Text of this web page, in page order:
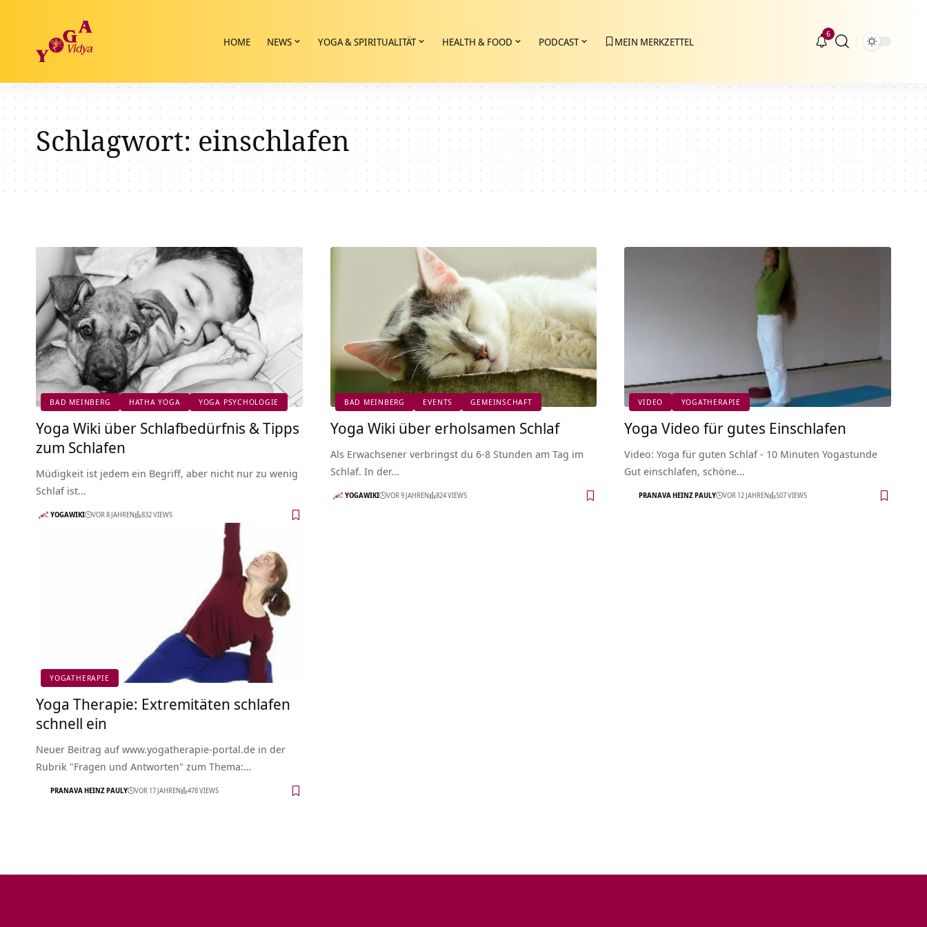
HOME NEWS YOGA & SPIRITUALITÄT HEALTH & FOOD PODCAST MEIN MERKZETTEL
6
Schlagwort: einschlafen
BAD MEINBERG HATHA YOGA YOGA PSYCHOLOGIE
Yoga Wiki über Schlafbedürfnis & Tipps
zum Schlafen
Müdigkeit ist jedem ein Begriff, aber nicht nur zu wenig
Schlaf ist…
YOGAWIKI VOR 8 JAHREN 832 VIEWS
BAD MEINBERG EVENTS GEMEINSCHAFT
Yoga Wiki über erholsamen Schlaf
Als Erwachsener verbringst du 6-8 Stunden am Tag im
Schlaf. In der…
YOGAWIKI VOR 9 JAHREN 824 VIEWS
VIDEO YOGATHERAPIE
Yoga Video für gutes Einschlafen
Video: Yoga für guten Schlaf - 10 Minuten Yogastunde
Gut einschlafen, schöne…
PRANAVA HEINZ PAULY VOR 12 JAHREN 507 VIEWS
YOGATHERAPIE
Yoga Therapie: Extremitäten schlafen
schnell ein
Neuer Beitrag auf www.yogatherapie-portal.de in der
Rubrik "Fragen und Antworten" zum Thema:…
PRANAVA HEINZ PAULY VOR 17 JAHREN 478 VIEWS